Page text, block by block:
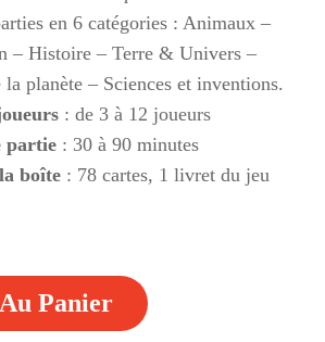
en 6 catégories : Animaux –
– Histoire – Terre & Univers –
planète – Sciences et inventions.
: de 3 à 12 joueurs
partie: 30 à 90 minutes
boîte: 78 cartes, 1 livret du jeu
Panier